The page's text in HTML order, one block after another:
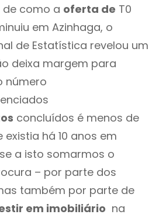
de como a oferta de T0
em Azinhaga, o
de Estatística revelou um
deixa margem para
número
concluídos é menos de
há 10 anos em
a isto somarmos o
– por parte dos
também por parte de
em imobiliário na